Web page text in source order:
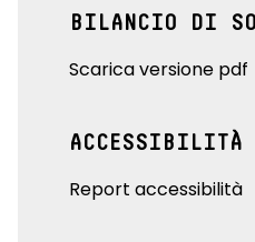
BILANCIO DI
Scarica versione pdf
ACCESSIBILITÀ
Report accessibilità